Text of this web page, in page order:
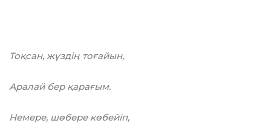
Тоқсан, жүздің тоғайын,
Аралай бер қарағым.
Немере, шөбере көбейіп,